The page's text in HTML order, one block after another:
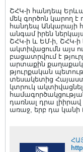
ՇՀԿ-ի հանդեպ
մեկ գործոն կարող
հանդեպ Անկարայի
անգամ իրեն
ՇՀԿ-ի և ԵՄ-ի, ՇՀԿ-ի
ակտիվացումն այս
բացատրվում է
արտաքին
թյուրքական
տեսակետից
կտրուկ
դառնալ դրա
առաջ, երբ դա կանի